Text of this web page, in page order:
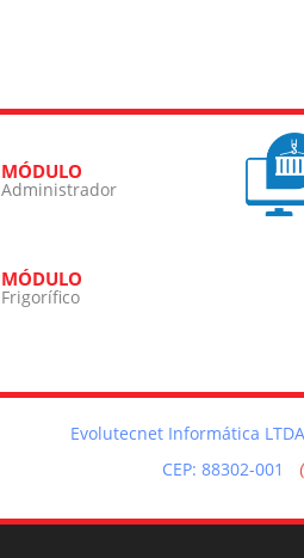
Administrador
Frigorífico
Evolutecnet Informática LTDA
CEP: 88302-001